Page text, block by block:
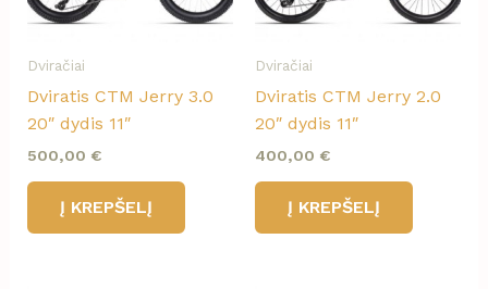
Dviračiai
Dviratis CTM Jerry 3.0
20″ dydis 11″
500,00 €
Į KREPŠELĮ
Dviračiai
Dviratis CTM Jerry 2.0
20″ dydis 11″
400,00 €
Į KREPŠELĮ